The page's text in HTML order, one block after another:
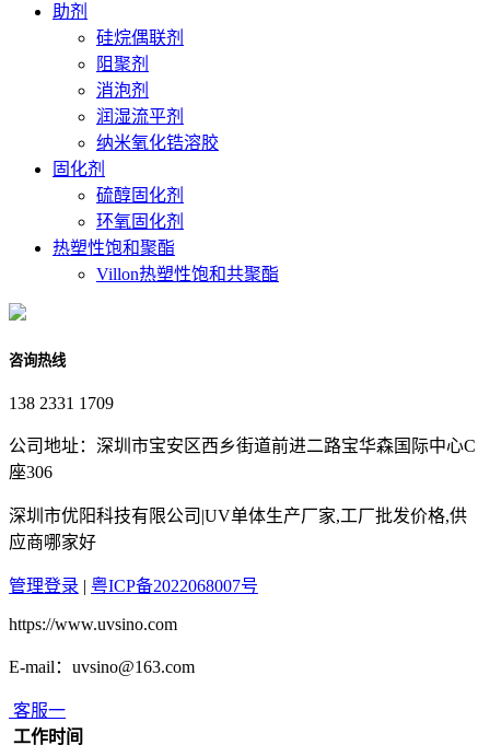
助剂
硅烷偶联剂
阻聚剂
消泡剂
润湿流平剂
纳米氧化锆溶胶
固化剂
硫醇固化剂
环氧固化剂
热塑性饱和聚酯
Villon热塑性饱和共聚酯
咨询热线
138 2331 1709
公司地址：深圳市宝安区西乡街道前进二路宝华森国际中心C
座306
深圳市优阳科技有限公司|UV单体生产厂家,工厂批发价格,供
应商哪家好
管理登录 | 粤ICP备2022068007号
https://www.uvsino.com
E-mail：uvsino@163.com
客服一
工作时间